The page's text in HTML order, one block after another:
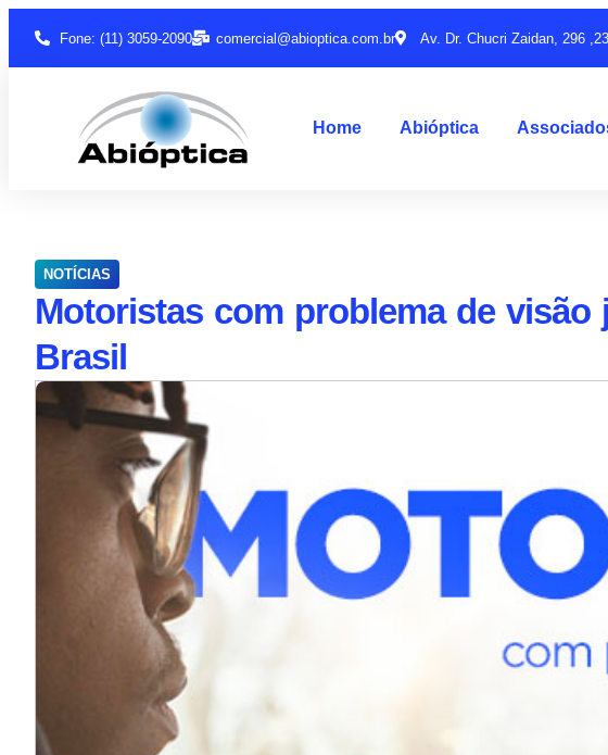
Fone: (11) 3059-2090 comercial@abioptica.com.br Av. Dr. Chucri Zaidan, 296
Home Abióptica
NOTÍCIAS
Motoristas com problema de visão
Brasil